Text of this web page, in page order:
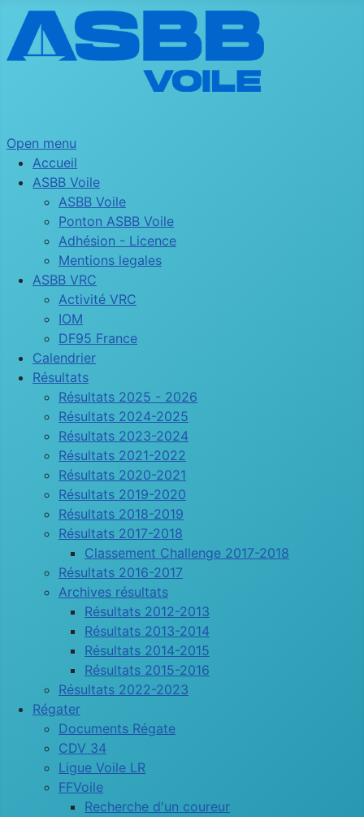
Open menu
Accueil
ASBB Voile
ASBB Voile
Ponton ASBB Voile
Adhésion - Licence
Mentions legales
ASBB VRC
Activité VRC
IOM
DF95 France
Calendrier
Résultats
Résultats 2025 - 2026
Résultats 2024-2025
Résultats 2023-2024
Résultats 2021-2022
Résultats 2020-2021
Résultats 2019-2020
Résultats 2018-2019
Résultats 2017-2018
Classement Challenge 2017-2018
Résultats 2016-2017
Archives résultats
Résultats 2012-2013
Résultats 2013-2014
Résultats 2014-2015
Résultats 2015-2016
Résultats 2022-2023
Régater
Documents Régate
CDV 34
Ligue Voile LR
FFVoile
Recherche d'un coureur